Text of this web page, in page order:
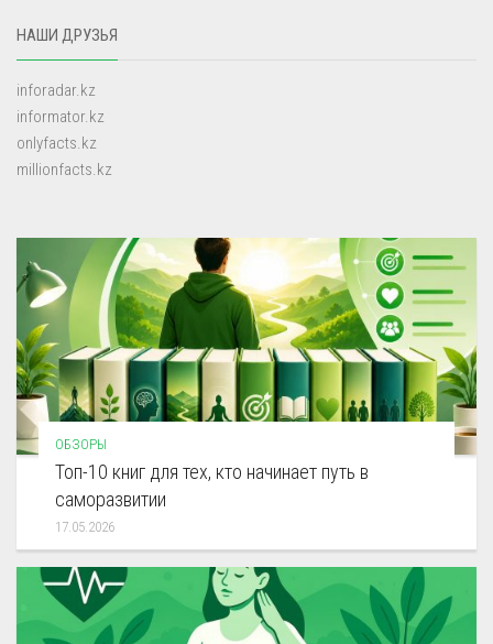
НАШИ ДРУЗЬЯ
inforadar.kz
informator.kz
onlyfacts.kz
millionfacts.kz
ОБЗОРЫ
Топ-10 книг для тех, кто начинает путь в
саморазвитии
17.05.2026